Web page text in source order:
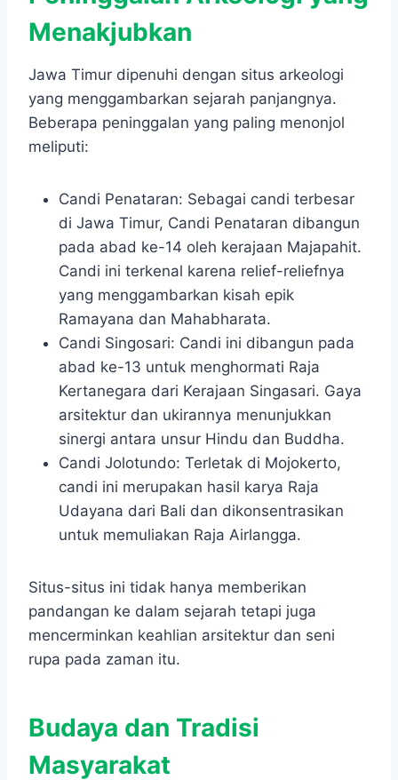
Menakjubkan
Jawa Timur dipenuhi dengan situs arkeologi
yang menggambarkan sejarah panjangnya.
Beberapa peninggalan yang paling menonjol
meliputi:
Candi Penataran: Sebagai candi terbesar
di Jawa Timur, Candi Penataran dibangun
pada abad ke-14 oleh kerajaan Majapahit.
Candi ini terkenal karena relief-reliefnya
yang menggambarkan kisah epik
Ramayana dan Mahabharata.
Candi Singosari: Candi ini dibangun pada
abad ke-13 untuk menghormati Raja
Kertanegara dari Kerajaan Singasari. Gaya
arsitektur dan ukirannya menunjukkan
sinergi antara unsur Hindu dan Buddha.
Candi Jolotundo: Terletak di Mojokerto,
candi ini merupakan hasil karya Raja
Udayana dari Bali dan dikonsentrasikan
untuk memuliakan Raja Airlangga.
Situs-situs ini tidak hanya memberikan
pandangan ke dalam sejarah tetapi juga
mencerminkan keahlian arsitektur dan seni
rupa pada zaman itu.
Budaya dan Tradisi
Masyarakat